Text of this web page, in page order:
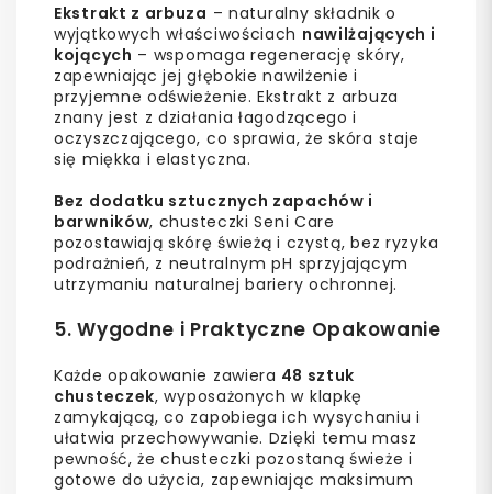
Ekstrakt z arbuza – naturalny składnik o
wyjątkowych właściwościach nawilżających i
kojących – wspomaga regenerację skóry,
zapewniając jej głębokie nawilżenie i
przyjemne odświeżenie. Ekstrakt z arbuza
znany jest z działania łagodzącego i
oczyszczającego, co sprawia, że skóra staje
się miękka i elastyczna.
Bez dodatku sztucznych zapachów i
barwników, chusteczki Seni Care
pozostawiają skórę świeżą i czystą, bez ryzyka
podrażnień, z neutralnym pH sprzyjającym
utrzymaniu naturalnej bariery ochronnej.
5. Wygodne i Praktyczne Opakowanie
Każde opakowanie zawiera 48 sztuk
chusteczek, wyposażonych w klapkę
zamykającą, co zapobiega ich wysychaniu i
ułatwia przechowywanie. Dzięki temu masz
pewność, że chusteczki pozostaną świeże i
gotowe do użycia, zapewniając maksimum